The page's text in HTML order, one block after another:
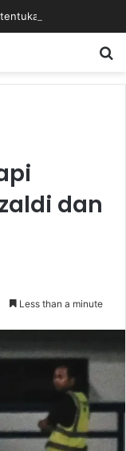
dan
Less than a minute